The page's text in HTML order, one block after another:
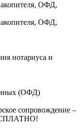
ОФД,
ОФД,
нотариуса и
(ОФД)
сопровождение –